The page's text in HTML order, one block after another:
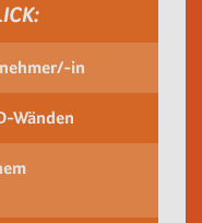
in
Wänden